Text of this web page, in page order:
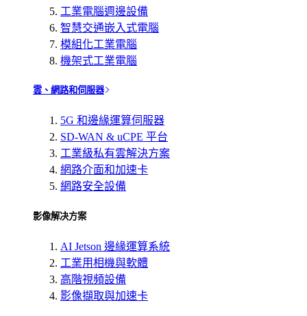
工業電腦週邊設備
智慧交通嵌入式電腦
模組化工業電腦
機架式工業電腦
雲、網路和伺服器
5G 和邊緣運算伺服器
SD-WAN & uCPE 平台
工業級私有雲解決方案
網路介面和加速卡
網路安全設備
影像解决方案
AI Jetson 邊緣運算系統
工業用相機與軟體
高階視頻設備
影像擷取與加速卡